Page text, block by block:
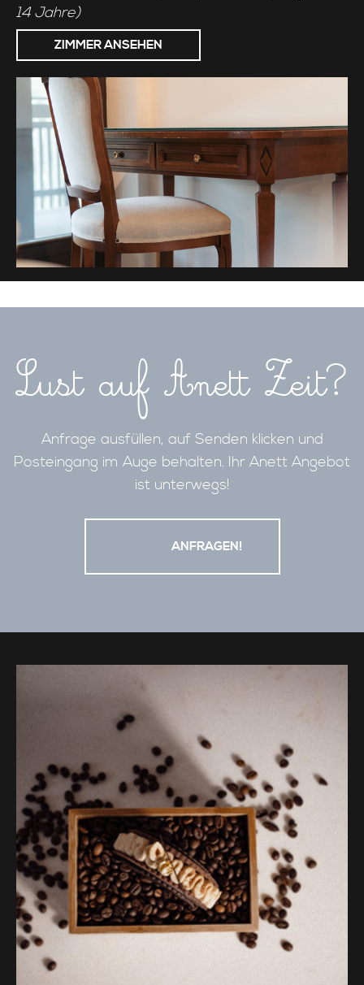
14 Jahre)
ZIMMER ANSEHEN
Lust auf Anett Zeit?
Anfrage ausfüllen, auf Senden klicken und
Posteingang im Auge behalten. Ihr Anett Angebot
ist unterwegs!